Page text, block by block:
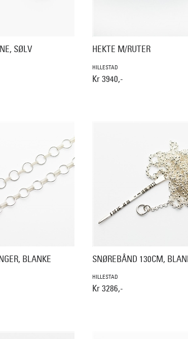
SØLV HEKTE M/RUTER
HILLESTAD
Kr 3940,-
BLANKE SNØREBÅND 130CM,
HILLESTAD
Kr 3286,-